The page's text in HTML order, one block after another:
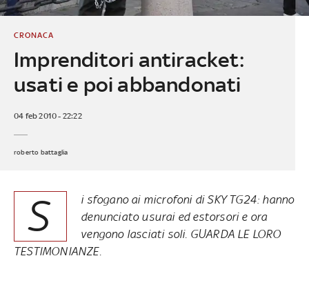
Imprenditori antiracket:
usati e poi abbandonati
CRONACA
04 feb 2010 - 22:22
roberto battaglia
S
i sfogano ai microfoni di SKY TG24: hanno
denunciato usurai ed estorsori e ora
vengono lasciati soli. GUARDA LE LORO
TESTIMONIANZE.